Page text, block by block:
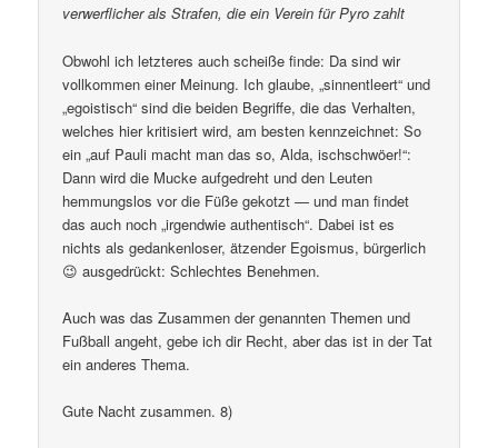
verwerflicher als Strafen, die ein Verein für Pyro zahlt
Obwohl ich letzteres auch scheiße finde: Da sind wir
vollkommen einer Meinung. Ich glaube, „sinnentleert“ und
„egoistisch“ sind die beiden Begriffe, die das Verhalten,
welches hier kritisiert wird, am besten kennzeichnet: So
ein „auf Pauli macht man das so, Alda, ischschwöer!“:
Dann wird die Mucke aufgedreht und den Leuten
hemmungslos vor die Füße gekotzt — und man findet
das auch noch „irgendwie authentisch“. Dabei ist es
nichts als gedankenloser, ätzender Egoismus, bürgerlich
😉 ausgedrückt: Schlechtes Benehmen.
Auch was das Zusammen der genannten Themen und
Fußball angeht, gebe ich dir Recht, aber das ist in der Tat
ein anderes Thema.
Gute Nacht zusammen. 8)